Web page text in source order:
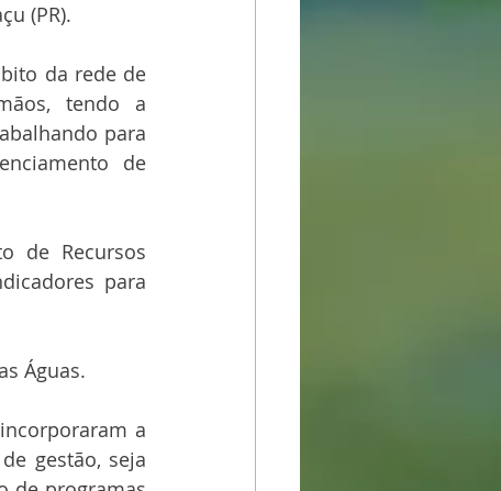
(PR).
da rede de
tendo a
para
de
de Recursos
para
Águas.
a
gestão, seja